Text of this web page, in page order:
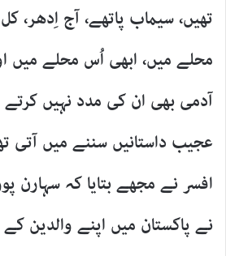
تھیں، سیماب پاتھے، آج اِدھر،
محلے میں، ابھی اُس محلے میں
آدمی بھی ان کی مدد نہیں
عجیب داستانیں سننے میں آتی
افسر نے مجھے بتایا کہ سہارن
نے پاکستان میں اپنے والدین